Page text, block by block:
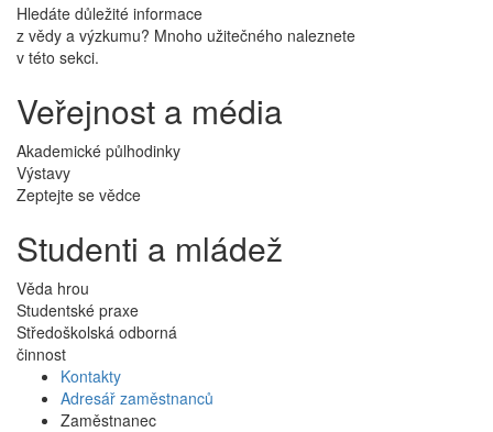
Hledáte důležité informace
z vědy a výzkumu? Mnoho užitečného naleznete
v této sekci.
Veřejnost a média
Akademické půlhodinky
Výstavy
Zeptejte se vědce
Studenti a mládež
Věda hrou
Studentské praxe
Středoškolská odborná
činnost
Kontakty
Adresář zaměstnanců
Zaměstnanec